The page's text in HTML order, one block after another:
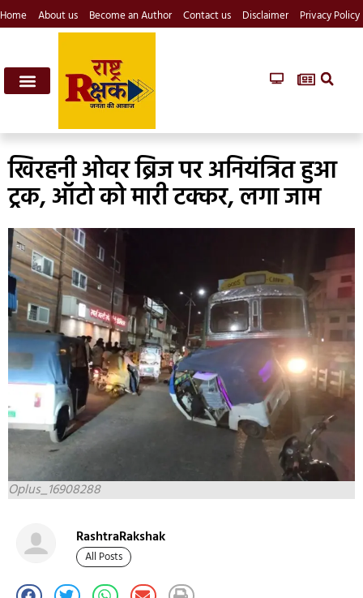
Home About us Become an Author Contact us Disclaimer Privacy Policy
खिरहनी ओवर ब्रिज पर अनियंत्रित हुआ
ट्रक, ऑटो को मारी टक्कर, लगा जाम
Oplus_16908288
RashtraRakshak
All Posts